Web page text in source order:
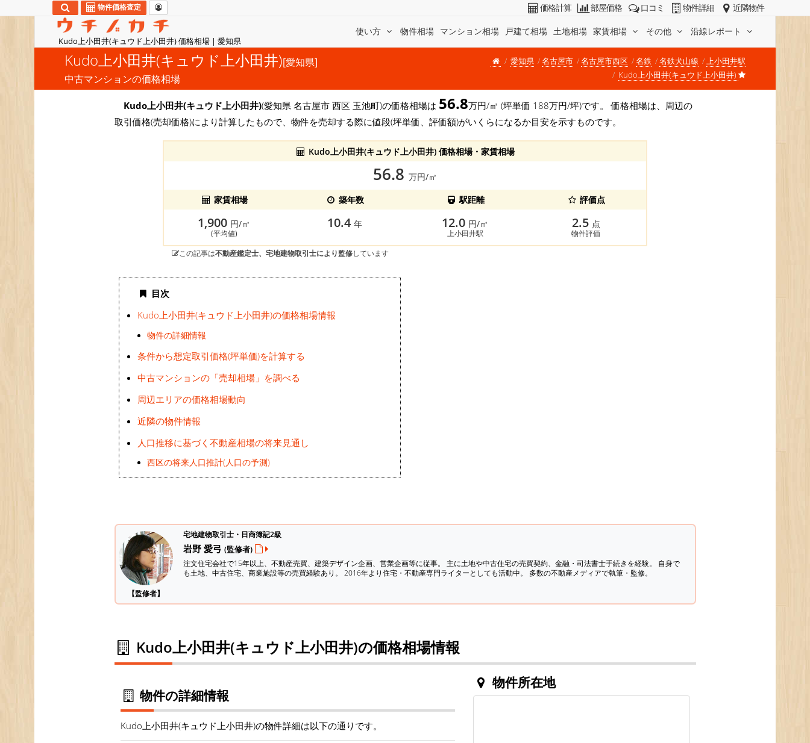
Kudo上小田井(キュウド上小田井) 価格相場 | 愛知県
使い方 物件相場 マンション相場 戸建て相場 土地相場 家賃相場 その他 沿線レポート
物件価格査定 価格計算 部屋価格 口コミ 物件詳細 近隣物件
Kudo上小田井(キュウド上小田井)[愛知県]
中古マンションの価格相場
愛知県 名古屋市 名古屋市西区 名鉄 名鉄犬山線
上小田井駅
Kudo上小田井(キュウド上小田井)
Kudo上小田井(キュウド上小田井)(愛知県 名古屋市 西区 玉池町)の価格相場は 56.8万円/㎡ (坪単価 188万円/坪)です。 価格相場は、周辺の
取引価格(売却価格)により計算したもので、物件を売却する際に値段(坪単価、評価額)がいくらになるか目安を示すものです。
Kudo上小田井(キュウド上小田井) 価格相場・家賃相場
56.8 万円/㎡
家賃相場
築年数 駅距離 評価点
1,900 円/㎡
(平均値)
10.4 年 12.0 円/㎡
上小田井駅
2.5 点
物件評価
この記事は不動産鑑定士、宅地建物取引士により監修しています
目次
Kudo上小田井(キュウド上小田井)の価格相場情報
物件の詳細情報
条件から想定取引価格(坪単価)を計算する
中古マンションの「売却相場」を調べる
周辺エリアの価格相場動向
近隣の物件情報
人口推移に基づく不動産相場の将来見通し
西区の将来人口推計(人口の予測)
【監修者】
宅地建物取引士・日商簿記2級
岩野 愛弓 (監修者)
注文住宅会社で15年以上、不動産売買、建築デザイン企画、営業企画等に従事。 主に土地や中古住宅の売買契約、金融・司法書士手続きを経験。 自身で
も土地、中古住宅、商業施設等の売買経験あり。 2016年より住宅・不動産専門ライターとしても活動中。 多数の不動産メディアで執筆・監修。
Kudo上小田井(キュウド上小田井)の価格相場情報
物件の詳細情報
Kudo上小田井(キュウド上小田井)の物件詳細は以下の通りです。
物件所在地